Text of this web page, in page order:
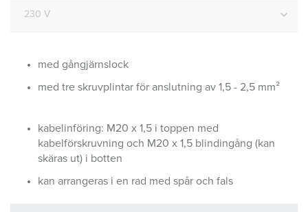
med gångjärnslock
med tre skruvplintar för anslutning av 1,5 - 2,5 mm²
kabelinföring: M20 x 1,5 i toppen med
kabelförskruvning och M20 x 1,5 blindingång (kan
skäras ut) i botten
kan arrangeras i en rad med spår och fals